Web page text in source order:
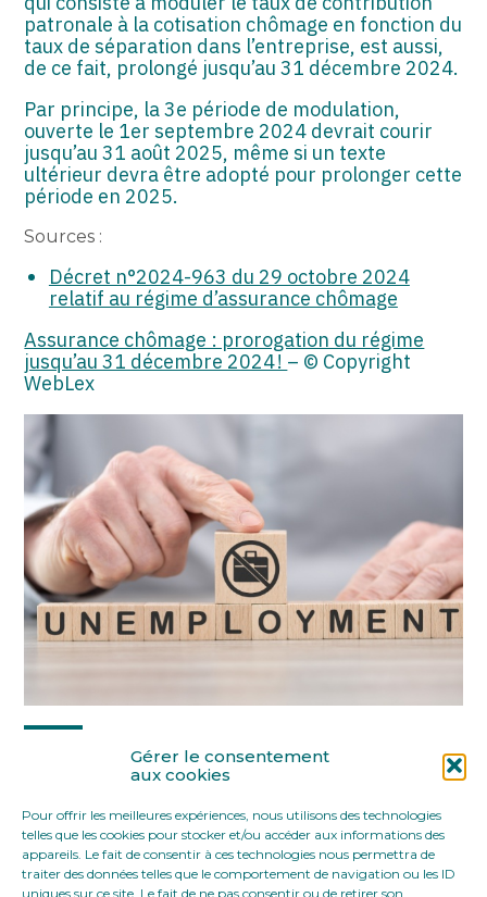
Gérer le consentement
aux cookies
Pour offrir les meilleures expériences, nous utilisons des technologies
telles que les cookies pour stocker et/ou accéder aux informations des
appareils. Le fait de consentir à ces technologies nous permettra de
traiter des données telles que le comportement de navigation ou les ID
uniques sur ce site. Le fait de ne pas consentir ou de retirer son
patronale à la cotisation chômage en fonction du
taux de séparation dans l’entreprise, est aussi,
de ce fait, prolongé jusqu’au 31 décembre 2024.
Par principe, la 3e période de modulation,
ouverte le 1er septembre 2024 devrait courir
jusqu’au 31 août 2025, même si un texte
ultérieur devra être adopté pour prolonger cette
période en 2025.
Sources :
Décret n°2024-963 du 29 octobre 2024
relatif au régime d’assurance chômage
Assurance chômage : prorogation du régime
jusqu’au 31 décembre 2024 ! – © Copyright
WebLex
FaceBook
TwitterLinkedIn